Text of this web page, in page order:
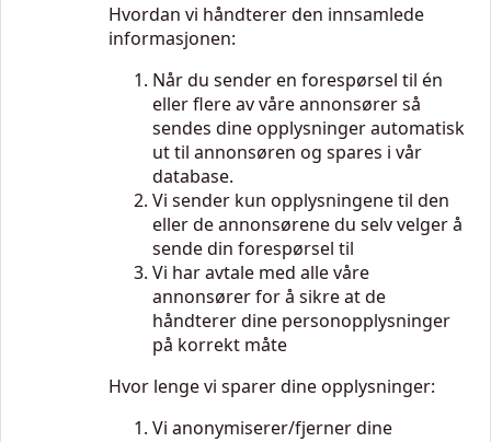
Hvordan vi håndterer den innsamlede
informasjonen:
Når du sender en forespørsel til én
eller flere av våre annonsører så
sendes dine opplysninger automatisk
ut til annonsøren og spares i vår
database.
Vi sender kun opplysningene til den
eller de annonsørene du selv velger å
sende din forespørsel til
Vi har avtale med alle våre
annonsører for å sikre at de
håndterer dine personopplysninger
på korrekt måte
Hvor lenge vi sparer dine opplysninger:
Vi anonymiserer/fjerner dine